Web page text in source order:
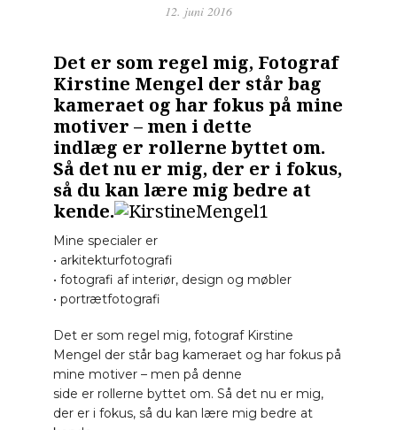
12. juni 2016
Det er som regel mig, Fotograf
Kirstine Mengel der står bag
kameraet og har fokus på mine
motiver – men i dette
indlæg er rollerne byttet om.
Så det nu er mig, der er i fokus,
så du kan lære mig bedre at
kende.
Mine specialer er
• arkitekturfotografi
• fotografi af interiør, design og møbler
• portrætfotograf
Det er som regel mig, fotograf Kirstine
Mengel der står bag kameraet og har fokus på
mine motiver – men på denne
side er rollerne byttet om. Så det nu er mig,
der er i fokus, så du kan lære mig bedre at